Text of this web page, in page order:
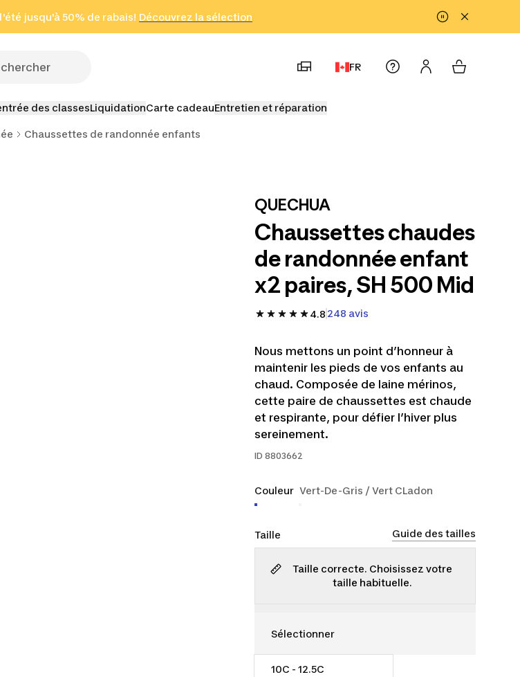
jusqu'à 50% de rabais! Découvrez la sélection
Cliquez ici
en seulement 2 h!
(Zones sélectionnées)
FR
des classesLiquidationCarte cadeauEntretien et réparation
Chaussettes de randonnée enfants
QUECHUA
Chaussettes chaudes
de randonnée enfant
x2 paires, SH 500 Mid
4.8 248 avis
Nous mettons un point d’honneur à
maintenir les pieds de vos enfants au
chaud. Composée de laine mérinos,
cette paire de chaussettes est chaude
et respirante, pour défier l’hiver plus
sereinement.
ID 8803662
Couleur Vert-De-Gris / Vert CLadon
Taille Guide des tailles
Taille correcte. Choisissez votre
taille habituelle.
10C - 12.5C